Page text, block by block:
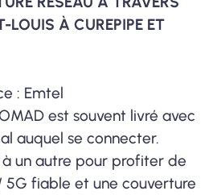
LOUIS À CUREPIPE ET
: Emtel
est souvent livré avec
auquel se connecter.
à un autre pour profiter de
fiable et une couverture